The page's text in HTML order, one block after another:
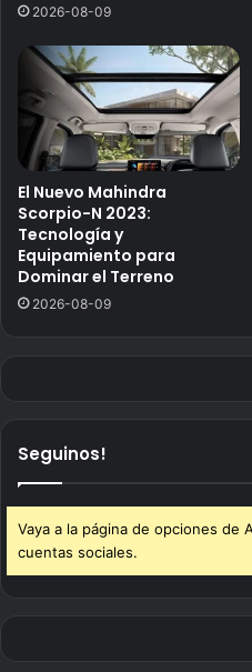
2026-08-09
El Nuevo Mahindra
Scorpio-N 2023:
Tecnología y
Equipamiento para
Dominar el Terreno
2026-08-09
Seguinos!
Vaya a la página de opciones de
cuentas sociales.